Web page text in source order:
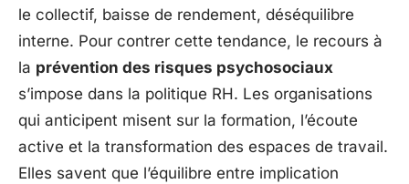
le collectif, baisse de rendement, déséquilibre
interne. Pour contrer cette tendance, le recours à
la prévention des risques psychosociaux
s’impose dans la politique RH. Les organisations
qui anticipent misent sur la formation, l’écoute
active et la transformation des espaces de travail.
Elles savent que l’équilibre entre implication